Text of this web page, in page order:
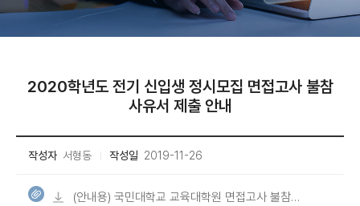
2020학년도 전기 신입생 정시모집 면접고사 불참
사유서 제출 안내
작성자 서형동 작성일 2019-11-26
(안내용) 국민대학교 교육대학원 면접고사 불참